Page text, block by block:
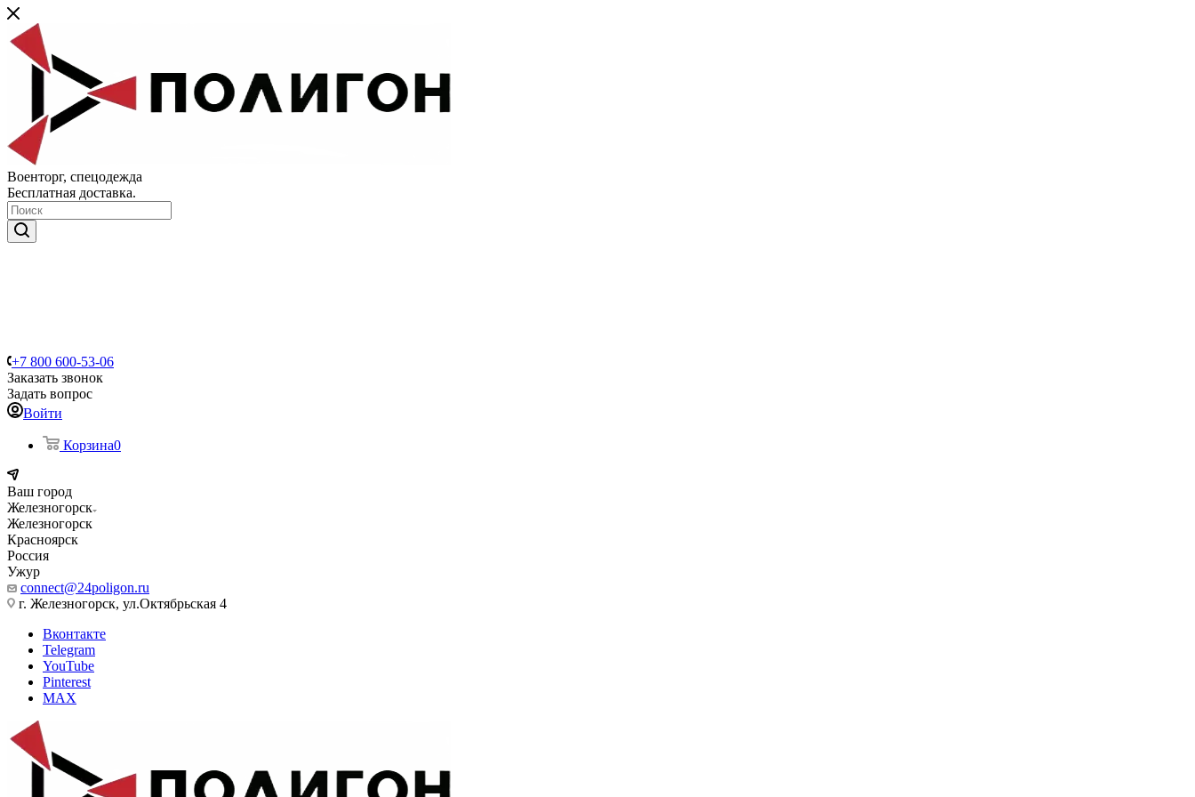
Военторг, спецодежда
Бесплатная доставка.
+7 800 600-53-06
Заказать звонок
Задать вопрос
Войти
Корзина0
Ваш город
Железногорск
Железногорск
Красноярск
Россия
Ужур
connect@24poligon.ru
г. Железногорск, ул.Октябрьская 4
Вконтакте
Telegram
YouTube
Pinterest
MAX